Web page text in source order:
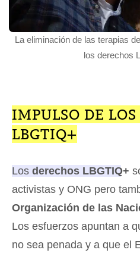
La eliminación de las terapias
los derechos
IMPULSO DE LOS
LBGTIQ+
Los derechos LBGTIQ+
activistas y ONG pero
Organización de las
Los esfuerzos apuntan a
no sea penada y a que el